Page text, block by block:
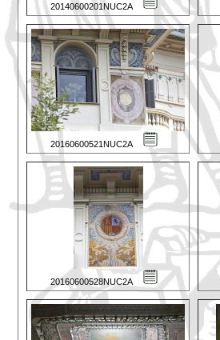
20140600201NUC2A
20160600521NUC2A
20160600528NUC2A